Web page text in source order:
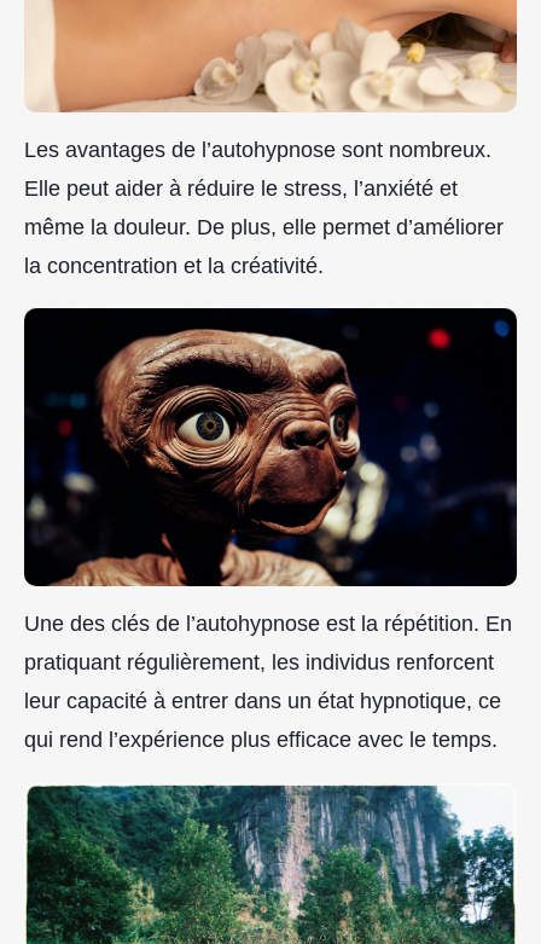
Les avantages de l’autohypnose sont nombreux.
Elle peut aider à réduire le stress, l’anxiété et
même la douleur. De plus, elle permet d’améliorer
la concentration et la créativité.
Une des clés de l’autohypnose est la répétition. En
pratiquant régulièrement, les individus renforcent
leur capacité à entrer dans un état hypnotique, ce
qui rend l’expérience plus efficace avec le temps.